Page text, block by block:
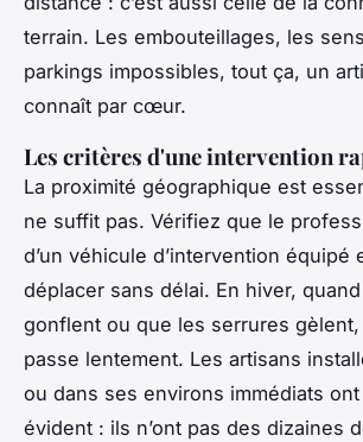
terrain. Les embouteillages, les
parkings impossibles, tout ça, un
connaît par cœur.
Les critères d'une intervention
La proximité géographique est
ne suffit pas. Vérifiez que le
d’un véhicule d’intervention équipé
déplacer sans délai. En hiver,
gonflent ou que les serrures
passe lentement. Les artisans
ou dans ses environs immédiats
évident : ils n’ont pas des dizaines